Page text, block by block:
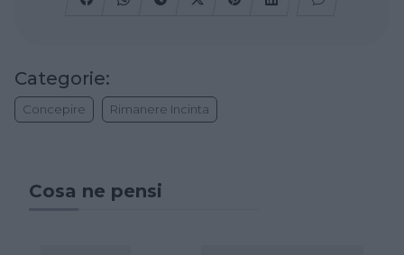
Categorie:
Concepire Rimanere Incinta
Cosa ne pensi